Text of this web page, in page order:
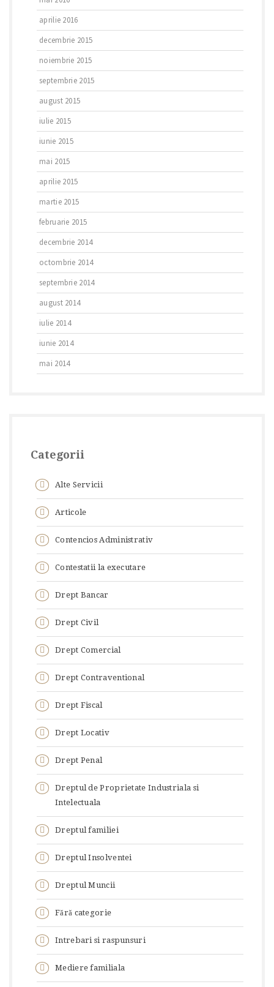
aprilie 2016
decembrie 2015
noiembrie 2015
septembrie 2015
august 2015
iulie 2015
iunie 2015
mai 2015
aprilie 2015
martie 2015
februarie 2015
decembrie 2014
octombrie 2014
septembrie 2014
august 2014
iulie 2014
iunie 2014
mai 2014
Categorii
Alte Servicii
Articole
Contencios Administrativ
Contestatii la executare
Drept Bancar
Drept Civil
Drept Comercial
Drept Contraventional
Drept Fiscal
Drept Locativ
Drept Penal
Dreptul de Proprietate Industriala si
Intelectuala
Dreptul familiei
Dreptul Insolventei
Dreptul Muncii
Fără categorie
Intrebari si raspunsuri
Mediere familiala